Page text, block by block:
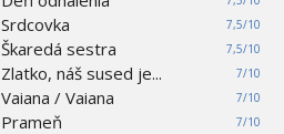
7,5/10
Srdcovka
7,5/10
Škaredá sestra
7/10
Zlatko, náš sused je...
7/10
Vaiana / Vaiana
7/10
Prameň